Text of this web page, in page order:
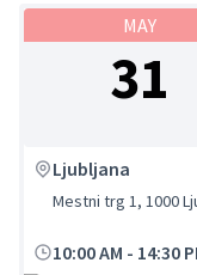
MAY
31
Ljubljana
Mestni trg 1, 1000
10:00 AM - 14:30